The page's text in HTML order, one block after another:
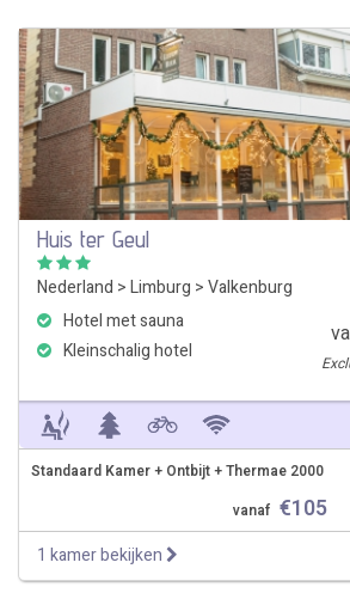
Huis ter Geul
Nederland >Limburg >Valkenburg
Hotel met sauna
Kleinschalig hotel
Standaard Kamer + Ontbijt + Thermae 2000
vanaf €105
1 kamer bekijken